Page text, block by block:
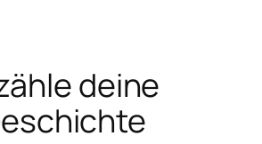
deine